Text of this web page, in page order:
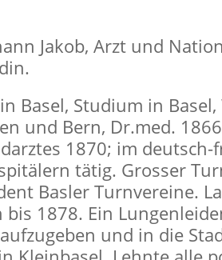
Jakob, Arzt und
Basel, Studium in
und Bern, Dr.med.
1870; im deutsch-
tätig. Grosser
Basler Turnvereine.
1878. Ein
und in die